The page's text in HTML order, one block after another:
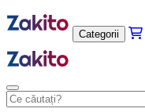
Categorii